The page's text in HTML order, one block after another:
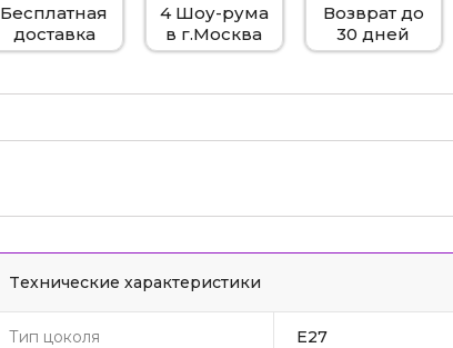
Бесплатная
доставка
4 Шоу-рума
в г.Москва
Возврат до
30 дней
Tехнические характеристики
Тип цоколя Е27